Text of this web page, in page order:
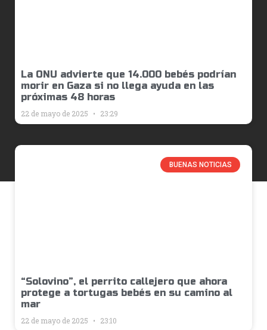
La ONU advierte que 14.000 bebés podrían
morir en Gaza si no llega ayuda en las
próximas 48 horas
22 de mayo de 2025 23:29
BUENAS NOTICIAS
“Solovino”, el perrito callejero que ahora
protege a tortugas bebés en su camino al
mar
22 de mayo de 2025 23:10